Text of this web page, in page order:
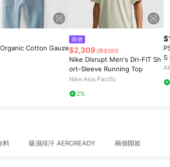
Cotton Gauze
降價
$2,309 (降$585)
Nike Disrupt Men's Dri-FIT Sh
ort-Sleeve Running Top
Nike Asia Pacific
2%
S
吸濕排汗 AEROREADY 兩側開衩